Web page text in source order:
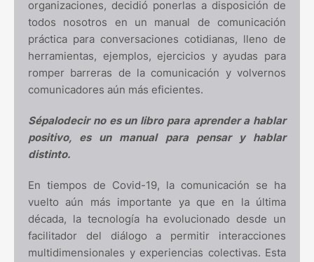
organizaciones, decidió ponerlas a disposición de
todos nosotros en un manual de comunicación
práctica para conversaciones cotidianas, lleno de
herramientas, ejemplos, ejercicios y ayudas para
romper barreras de la comunicación y volvernos
comunicadores aún más eficientes.
Sépalodecir no es un libro para aprender a hablar
positivo, es un manual para pensar y hablar
distinto.
En tiempos de Covid-19, la comunicación se ha
vuelto aún más importante ya que en la última
década, la tecnología ha evolucionado desde un
facilitador del diálogo a permitir interacciones
multidimensionales y experiencias colectivas. Esta